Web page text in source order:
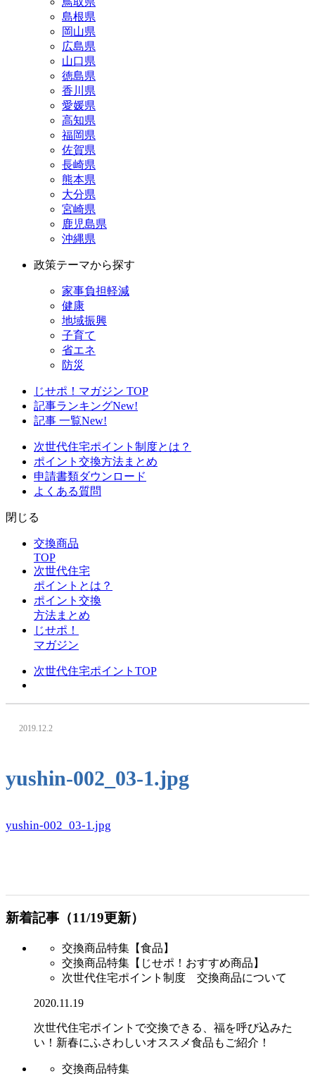
島根県
岡山県
広島県
山口県
徳島県
香川県
愛媛県
高知県
福岡県
佐賀県
長崎県
熊本県
大分県
宮崎県
鹿児島県
沖縄県
政策テーマから探す
家事負担軽減
健康
地域振興
子育て
省エネ
防災
じせポ！マガジン TOP
記事ランキングNew!
記事 一覧New!
次世代住宅ポイント制度とは？
ポイント交換方法まとめ
申請書類ダウンロード
よくある質問
閉じる
交換商品
TOP
次世代住宅
ポイントとは？
ポイント交換
方法まとめ
じせポ！
マガジン
次世代住宅ポイントTOP
2019.12.2
yushin-002_03-1.jpg
yushin-002_03-1.jpg
新着記事（11/19更新）
交換商品特集【食品】
交換商品特集【じせポ！おすすめ商品】
次世代住宅ポイント制度 交換商品について
2020.11.19
次世代住宅ポイントで交換できる、福を呼び込みた
い！新春にふさわしいオススメ食品もご紹介！
交換商品特集